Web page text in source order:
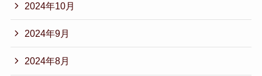
2024年10月
2024年9月
2024年8月